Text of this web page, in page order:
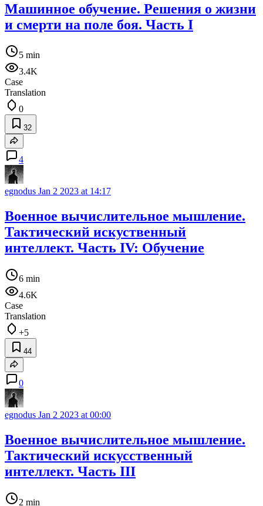
Машинное обучение. Решения о жизни
и смерти на поле боя. Часть I
5 min
3.4K
Case
Translation
0
32
4
egnodus Jan 2 2023 at 14:17
Военное вычислительное мышление.
Тактический искуственный
интеллект. Часть IV: Обучение
6 min
4.6K
Case
Translation
+5
44
0
egnodus Jan 2 2023 at 00:00
Военное вычислительное мышление.
Тактический искусственный
интеллект. Часть III
2 min